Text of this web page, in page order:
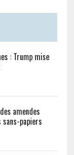
: Trump mise
amendes
papiers